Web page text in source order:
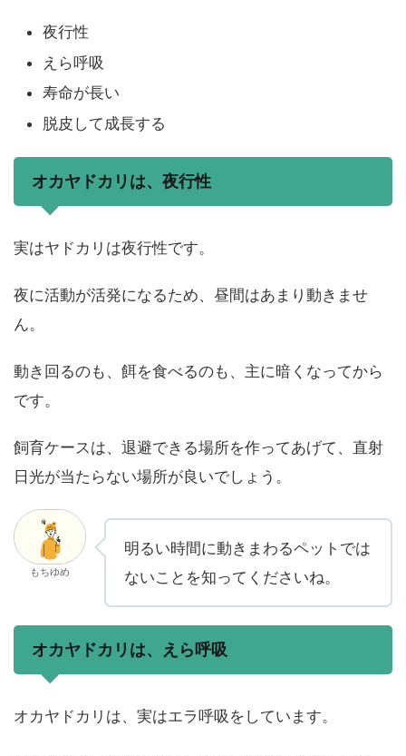
夜行性
えら呼吸
寿命が長い
脱皮して成長する
オカヤドカリは、夜行性
実はヤドカリは夜行性です。
夜に活動が活発になるため、昼間はあまり動きませ
ん。
動き回るのも、餌を食べるのも、主に暗くなってから
です。
飼育ケースは、退避できる場所を作ってあげて、直射
日光が当たらない場所が良いでしょう。
もちゆめ
明るい時間に動きまわるペットでは
ないことを知ってくださいね。
オカヤドカリは、えら呼吸
オカヤドカリは、実はエラ呼吸をしています。